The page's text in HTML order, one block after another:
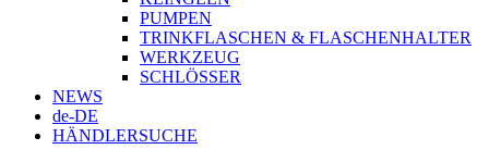
PUMPEN
TRINKFLASCHEN & FLASCHENHALTER
WERKZEUG
SCHLÖSSER
NEWS
de-DE
HÄNDLERSUCHE